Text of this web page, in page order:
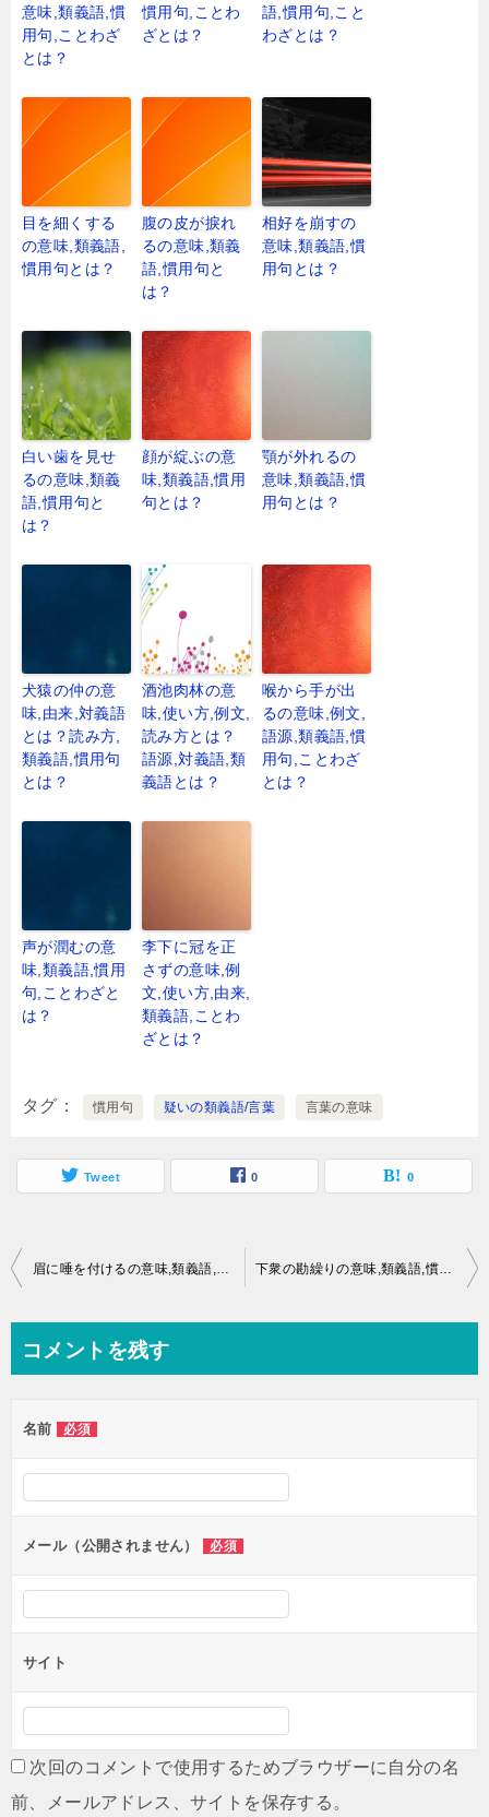
意味,類義語,慣
用句,ことわざ
とは？
慣用句,ことわ
ざとは？
語,慣用句,こと
わざとは？
目を細くする
の意味,類義語,
慣用句とは？
腹の皮が捩れ
るの意味,類義
語,慣用句と
は？
相好を崩すの
意味,類義語,慣
用句とは？
白い歯を見せ
るの意味,類義
語,慣用句と
は？
顔が綻ぶの意
味,類義語,慣用
句とは？
顎が外れるの
意味,類義語,慣
用句とは？
犬猿の仲の意
味,由来,対義語
とは？読み方,
類義語,慣用句
とは？
酒池肉林の意
味,使い方,例文,
読み方とは？
語源,対義語,類
義語とは？
喉から手が出
るの意味,例文,
語源,類義語,慣
用句,ことわざ
とは？
声が潤むの意
味,類義語,慣用
句,ことわざと
は？
李下に冠を正
さずの意味,例
文,使い方,由来,
類義語,ことわ
ざとは？
タグ 慣用句 疑いの類義語/言葉 言葉の意味
Tweet 0 0
投
ビ
ー
シ
ン
眉に唾を付けるの意味,類義語,慣用句,ことわざとは？ 下衆の勘繰りの意味,類義語,慣用句,ことわざとは？
コメントを残す
名前 必須
メール（公開されません） 必須
サイト
次回のコメントで使用するためブラウザーに自分の名
前、メールアドレス、サイトを保存する。